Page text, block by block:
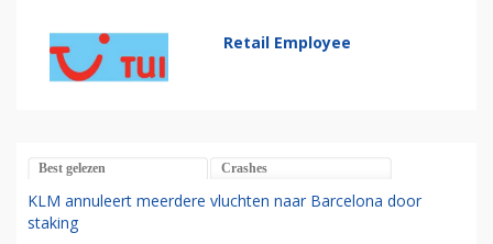
Retail Employee
Best gelezen Crashes
KLM annuleert meerdere vluchten naar Barcelona door
staking